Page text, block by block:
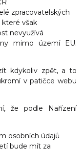
zpracovatelských
které však
nevyužívá
mimo území EU.
kdykoliv zpět, a to
v patičce webu
že podle Nařízení
osobních údajů
bude mít za